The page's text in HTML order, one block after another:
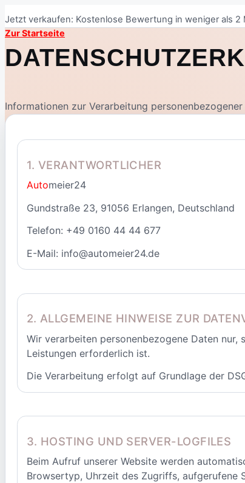
Jetzt verkaufen: Kostenlose Bewertung in weniger als 2
Zur Startseite
Informationen zur Verarbeitung personenbezogener
1. VERANTWORTLICHER
Automeier24
Gundstraße 23, 91056 Erlangen, Deutschland
Telefon: +49 0160 44 44 677
E-Mail: info@automeier24.de
2. ALLGEMEINE HINWEISE ZUR
Wir verarbeiten personenbezogene Daten
Leistungen erforderlich ist.
Die Verarbeitung erfolgt auf Grundlage der
3. HOSTING UND SERVER-LOGFILES
Beim Aufruf unserer Website werden
Browsertyp, Uhrzeit des Zugriffs, aufgerufene